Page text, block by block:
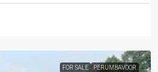
FOR SALE PERUMBAVOOR